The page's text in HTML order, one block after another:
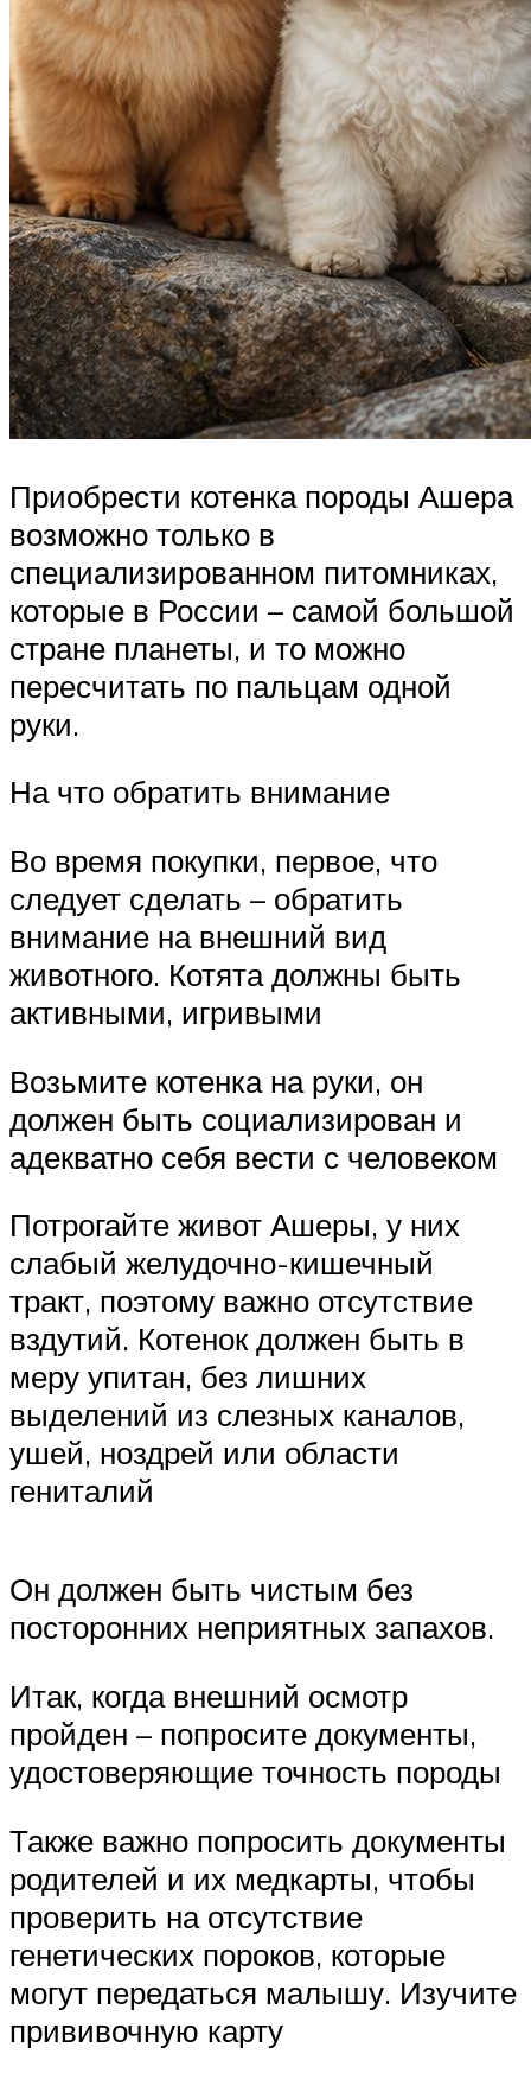
Приобрести котенка породы Ашера
возможно только в
специализированном питомниках,
которые в России – самой большой
стране планеты, и то можно
пересчитать по пальцам одной
руки.
На что обратить внимание
Во время покупки, первое, что
следует сделать – обратить
внимание на внешний вид
животного. Котята должны быть
активными, игривыми
Возьмите котенка на руки, он
должен быть социализирован и
адекватно себя вести с человеком
Потрогайте живот Ашеры, у них
слабый желудочно-кишечный
тракт, поэтому важно отсутствие
вздутий. Котенок должен быть в
меру упитан, без лишних
выделений из слезных каналов,
ушей, ноздрей или области
гениталий
Он должен быть чистым без
посторонних неприятных запахов.
Итак, когда внешний осмотр
пройден – попросите документы,
удостоверяющие точность породы
Также важно попросить документы
родителей и их медкарты, чтобы
проверить на отсутствие
генетических пороков, которые
могут передаться малышу. Изучите
прививочную карту